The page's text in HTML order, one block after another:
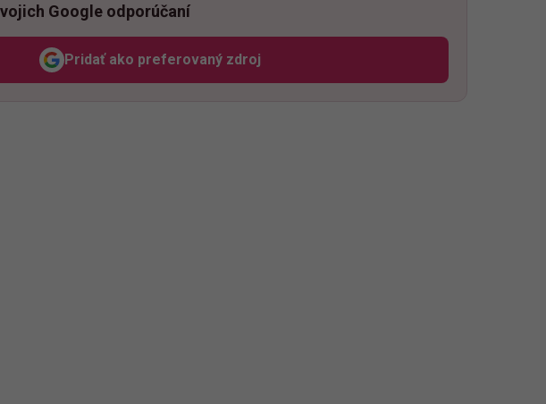
Google odporúčaní
Pridať ako preferovaný zdroj
Odzadu, odkaz sa otvorí v novom okne